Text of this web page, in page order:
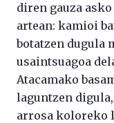
diren gauza
artean: kamioi
botatzen dugula
usaintsuagoa
Atacamako
laguntzen
arrosa koloreko